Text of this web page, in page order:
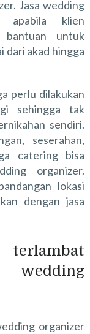
Jasa wedding
apabila klien
bantuan untuk
dari akad hingga
perlu dilakukan
sehingga tak
sendiri.
seserahan,
catering bisa
organizer.
lokasi
dengan jasa
organizer